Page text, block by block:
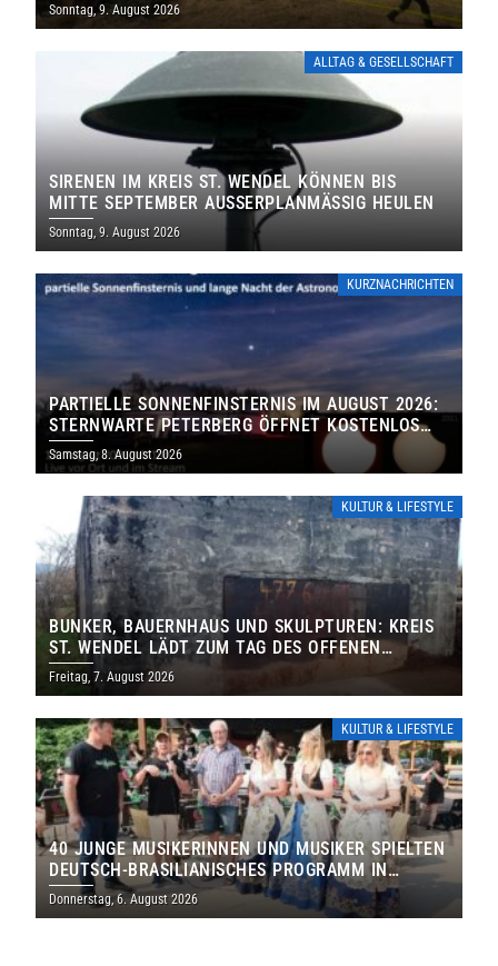
Sonntag, 9. August 2026
ALLTAG & GESELLSCHAFT
SIRENEN IM KREIS ST. WENDEL KÖNNEN BIS
MITTE SEPTEMBER AUSSERPLANMÄSSIG HEULEN
Sonntag, 9. August 2026
KURZNACHRICHTEN
PARTIELLE SONNENFINSTERNIS IM AUGUST 2026:
STERNWARTE PETERBERG ÖFFNET KOSTENLOS
IHRE TORE
Samstag, 8. August 2026
KULTUR & LIFESTYLE
BUNKER, BAUERNHAUS UND SKULPTUREN: KREIS
ST. WENDEL LÄDT ZUM TAG DES OFFENEN
DENKMALS EIN
Freitag, 7. August 2026
KULTUR & LIFESTYLE
40 JUNGE MUSIKERINNEN UND MUSIKER SPIELTEN
DEUTSCH-BRASILIANISCHES PROGRAMM IN
THOLEY
Donnerstag, 6. August 2026